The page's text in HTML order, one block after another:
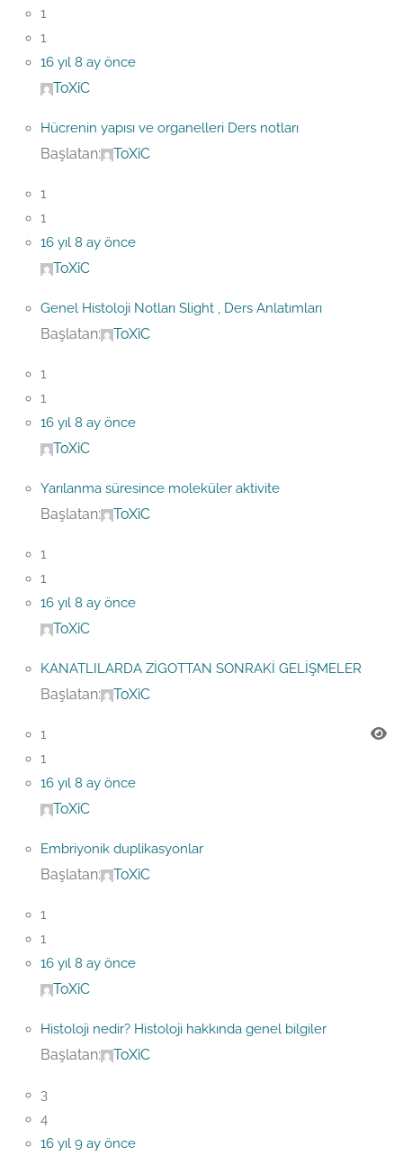
1
1
16 yıl 8 ay önce
ToXiC
Hücrenin yapısı ve organelleri Ders notları
Başlatan: ToXiC
1
1
16 yıl 8 ay önce
ToXiC
Genel Histoloji Notları Slight , Ders Anlatımları
Başlatan: ToXiC
1
1
16 yıl 8 ay önce
ToXiC
Yarılanma süresince moleküler aktivite
Başlatan: ToXiC
1
1
16 yıl 8 ay önce
ToXiC
KANATLILARDA ZİGOTTAN SONRAKİ GELİŞMELER
Başlatan: ToXiC
1
1
16 yıl 8 ay önce
ToXiC
Embriyonik duplikasyonlar
Başlatan: ToXiC
1
1
16 yıl 8 ay önce
ToXiC
Histoloji nedir? Histoloji hakkında genel bilgiler
Başlatan: ToXiC
3
4
16 yıl 9 ay önce